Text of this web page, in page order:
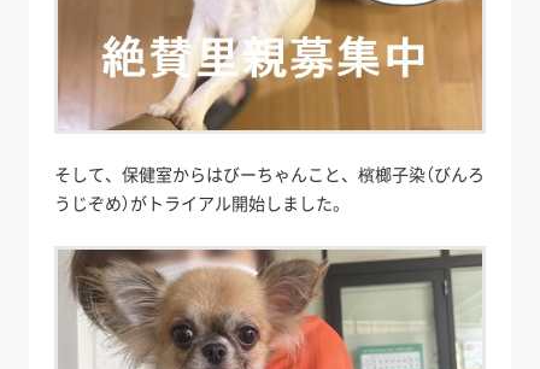
そして、保健室からはびーちゃんこと、檳榔子染（びんろ
うじぞめ）がトライアル開始しました。